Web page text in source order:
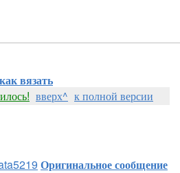
как вязать
вверх^ к полной версии
Оригинальное сообщение